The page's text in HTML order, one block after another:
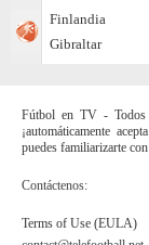
Finlandia
Gibraltar
Fútbol en TV - Todos
¡automáticamente
puedes familiarizarte
Contáctenos:
Terms of Use (EULA)